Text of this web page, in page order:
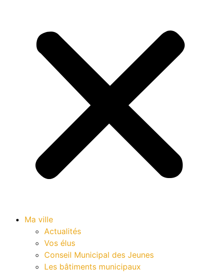
Ma ville
Actualités
Vos élus
Conseil Municipal des Jeunes
Les bâtiments municipaux